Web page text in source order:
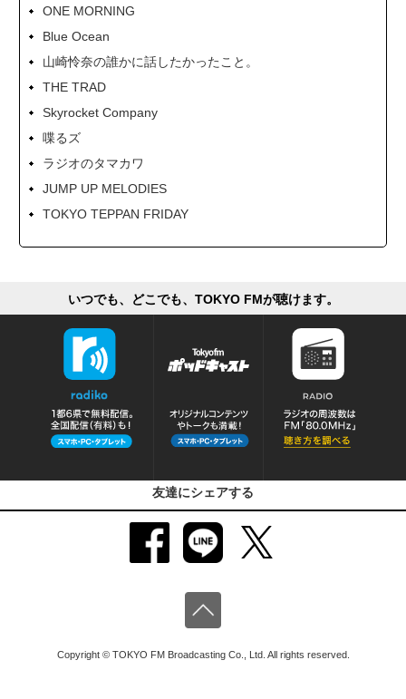
ONE MORNING
Blue Ocean
山崎怜奈の誰かに話したかったこと。
THE TRAD
Skyrocket Company
喋るズ
ラジオのタマカワ
JUMP UP MELODIES
TOKYO TEPPAN FRIDAY
いつでも、どこでも、TOKYO FMが聴けます。
友達にシェアする
Copyright © TOKYO FM Broadcasting Co., Ltd. All rights reserved.